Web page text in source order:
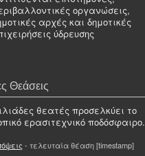
οργανώσεις,
αρχές και δημοτικές
ύδρευσης
Θεάσεις
θεατές προσελκύει το
ερασιτεχνικό ποδόσφαιρο.
- τελευταία θέαση [timestamp]